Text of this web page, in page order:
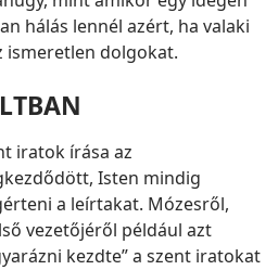
hálás lennél azért, ha valaki
ismeretlen dolgokat.
iratok írása az
Isten mindig
a leírtakat. Mózesről,
vezetőjéről például azt
kezdte” a szent iratokat